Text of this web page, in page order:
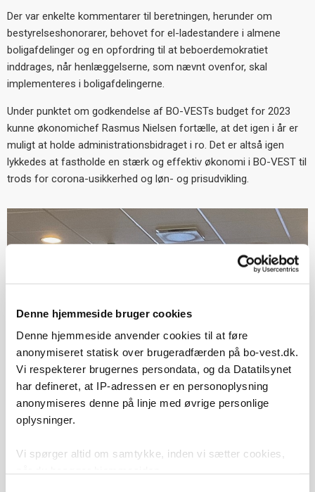
Denne hjemmeside bruger cookies
Denne hjemmeside anvender cookies til at føre
anonymiseret statisk over brugeradfærden på bo-vest.dk.
Vi respekterer brugernes persondata, og da Datatilsynet
har defineret, at IP-adressen er en personoplysning
anonymiseres denne på linje med øvrige personlige
oplysninger.
Vi spørger altid om samtykke, inden vi sætter cookies,
Der var enkelte kommentarer til beretningen, herunder om
bestyrelseshonorarer, behovet for el-ladestandere i almene
boligafdelinger og en opfordring til at beboerdemokratiet
inddrages, når henlæggelserne, som nævnt ovenfor, skal
implementeres i boligafdelingerne.
Under punktet om godkendelse af BO-VESTs budget for 2023
kunne økonomichef Rasmus Nielsen fortælle, at det igen i år er
muligt at holde administrationsbidraget i ro. Det er altså igen
lykkedes at fastholde en stærk og effektiv økonomi i BO-VEST til
trods for corona-usikkerhed og løn- og prisudvikling.